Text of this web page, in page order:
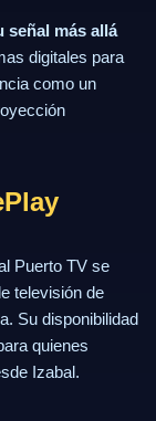
señal más allá
digitales para
como un
Puerto TV se
televisión de
Su disponibilidad
quienes
Izabal.